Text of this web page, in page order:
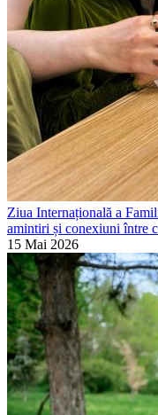
Ziua Internațională a
amintiri și conexiuni între
15 Mai 2026